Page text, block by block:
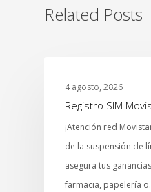
Related Posts
4 agosto, 2026
Registro SIM
¡Atención red
de la suspensión de
asegura tus
farmacia, papelería